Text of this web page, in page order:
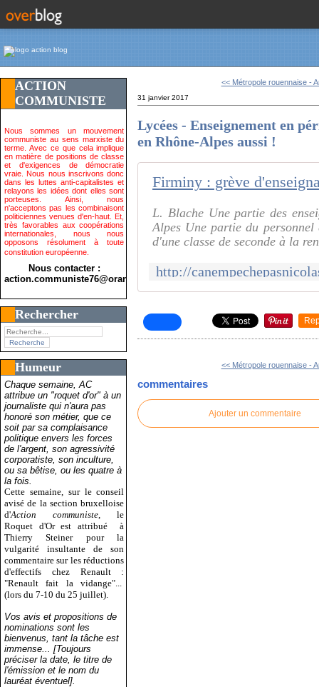
ACTION
COMMUNISTE
Nous sommes un mouvement
communiste au sens marxiste du
terme. Avec ce que cela implique
en matière de positions de classe
et d'exigences de démocratie
vraie. Nous nous inscrivons donc
dans les luttes anti-capitalistes et
relayons les idées dont elles sont
porteuses. Ainsi, nous
n'acceptons pas les combinaisont
politiciennes venues d'en-haut. Et,
très favorables aux coopérations
internationales, nous nous
opposons résolument à toute
constitution européenne.
Nous contacter :
action.communiste76@orange.fr>
Rechercher
Humeur
Chaque semaine, AC
attribue un "roquet d'or" à un
journaliste qui n'aura pas
honoré son métier, que ce
soit par sa complaisance
politique envers les forces
de l'argent, son agressivité
corporatiste, son inculture,
ou sa bêtise, ou les quatre à
la fois.
Cette semaine, sur le conseil
avisé de la section bruxelloise
d'Action communiste , le
Roquet d'Or est attribué
à
Thierry Steiner pour la
vulgarité insultante de son
commentaire sur les réductions
d'effectifs chez Renault :
"Renault fait la vidange"...
(lors du 7-10 du 25 juillet).
Vos avis et propositions de
nominations sont les
bienvenus, tant la tâche est
immense... [Toujours
préciser la date, le titre de
l'émission et le nom du
lauréat éventuel].
<< Métropole rouennaise -
31 janvier 2017
Lycées - Enseignement en
en Rhône-Alpes aussi !
L. Blache Une partie des
Alpes Une partie du personnel
d'une classe de seconde à la
<< Métropole rouennaise -
commentaires
Ajouter un commentaire